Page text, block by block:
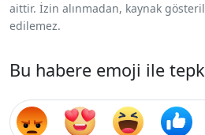
aittir. İzin alınmadan, kaynak
edilemez.
Bu habere emoji ile